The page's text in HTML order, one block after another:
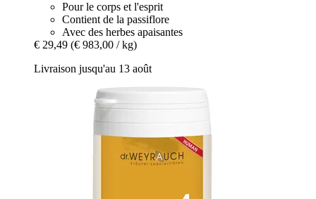
Pour le corps et l'esprit
Contient de la passiflore
Avec des herbes apaisantes
€ 29,49 (€ 983,00 / kg)
Livraison jusqu'au 13 août